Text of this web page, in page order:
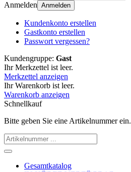
Anmelden Anmelden
Kundenkonto erstellen
Gastkonto erstellen
Passwort vergessen?
Kundengruppe: Gast
Ihr Merkzettel ist leer.
Merkzettel anzeigen
Ihr Warenkorb ist leer.
Warenkorb anzeigen
Schnellkauf
Bitte geben Sie eine Artikelnummer ein.
Gesamtkatalog